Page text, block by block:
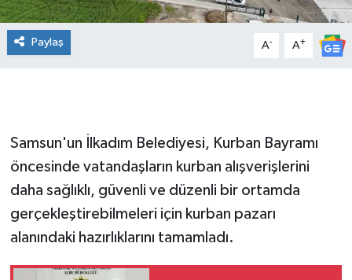
Paylaş A- A+
Samsun'un İlkadım Belediyesi, Kurban Bayramı
öncesinde vatandaşların kurban alışverişlerini
daha sağlıklı, güvenli ve düzenli bir ortamda
gerçekleştirebilmeleri için kurban pazarı
alanındaki hazırlıklarını tamamladı.